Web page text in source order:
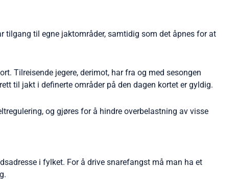
tilgang til egne jaktområder, samtidig som det åpnes for at
Tilreisende jegere, derimot, har fra og med sesongen
til jakt i definerte områder på den dagen kortet er gyldig.
og gjøres for å hindre overbelastning av visse
i fylket. For å drive snarefangst må man ha et